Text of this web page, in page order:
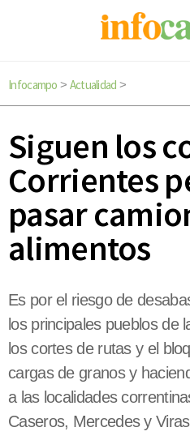
Infocampo > Actualidad >
Siguen los
Corrientes
pasar
alimentos
Es por el riesgo de
los principales pueblos de
los cortes de rutas y el
cargas de granos y
a las localidades
Caseros, Mercedes y